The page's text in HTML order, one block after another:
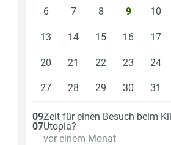
6 7 8 9 10
13 14 15 16 17
20 21 22 23 24
27 28 29 30 31
Am
09
07
Zeit für einen Besuch beim
Utopia?
vor einem Monat